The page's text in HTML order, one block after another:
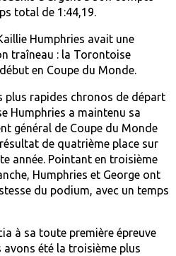
total de 1:44,19.
Humphries avait une
traîneau : la Torontoise
en Coupe du Monde.
plus rapides chronos de départ
Humphries a maintenu sa
général de Coupe du Monde
de quatrième place sur
année. Pointant en troisième
Humphries et George ont
du podium, avec un temps
à sa toute première épreuve
avons été la troisième plus